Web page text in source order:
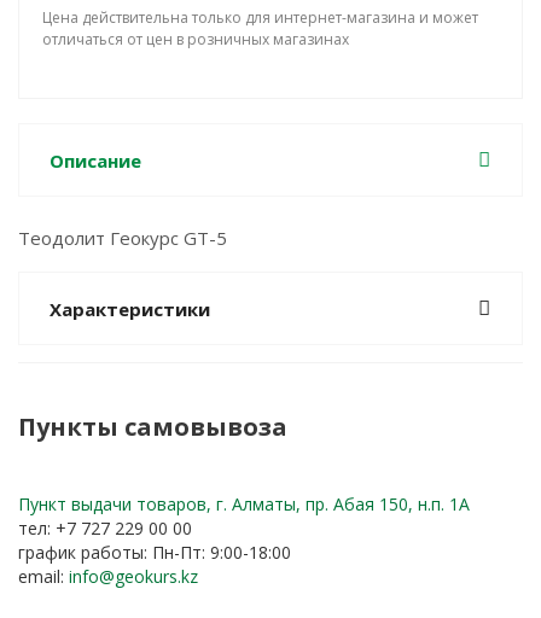
Цена действительна только для интернет-магазина и может
отличаться от цен в розничных магазинах
Описание
Теодолит Геокурс GT-5
Характеристики
Пункты самовывоза
Пункт выдачи товаров, г. Алматы, пр. Абая 150, н.п. 1А
тел: +7 727 229 00 00
график работы: Пн-Пт: 9:00-18:00
email: info@geokurs.kz